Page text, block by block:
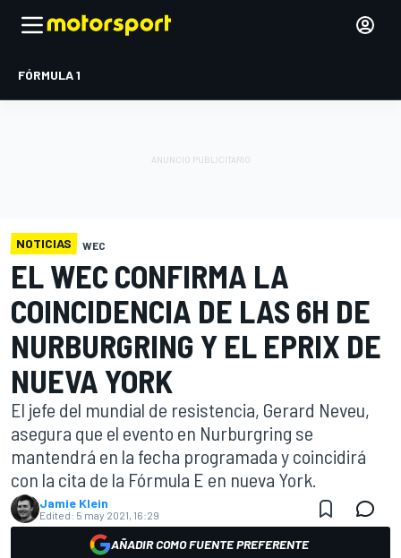
FÓRMULA 1
NOTICIAS WEC
EL WEC CONFIRMA LA
COINCIDENCIA DE LAS 6H DE
NURBURGRING Y EL EPRIX DE
NUEVA YORK
El jefe del mundial de resistencia, Gerard Neveu,
asegura que el evento en Nurburgring se
mantendrá en la fecha programada y coincidirá
con la cita de la Fórmula E en nueva York.
Jamie Klein
Edited: 5 may 2021, 16:29
AÑADIR COMO FUENTE PREFERENTE